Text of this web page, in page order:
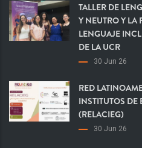
TALLER DE
Y NEUTRO Y LA
LENGUAJE
DE LA UCR
30 Jun 26
RED
INSTITUTOS DE
(RELACIEG)
30 Jun 26